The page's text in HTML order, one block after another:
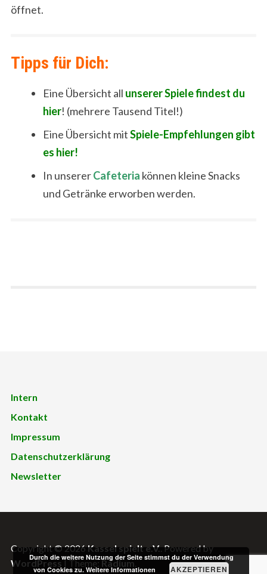
öffnet.
Tipps für Dich:
Eine Übersicht all unserer Spiele findest du
hier! (mehrere Tausend Titel!)
Eine Übersicht mitSpiele-Empfehlungen gibt
es hier!
In unsererCafeteria können kleine Snacks
und Getränke erworben werden.
Intern
Kontakt
Impressum
Datenschutzerklärung
Newsletter
Copyright © 2026Kassel spielt e.V.. Powered by
WordPress |Theme:Radium.
Durch die weitere Nutzung der Seite stimmst du der Verwendung
von Cookies zu.Weitere Informationen AKZEPTIEREN